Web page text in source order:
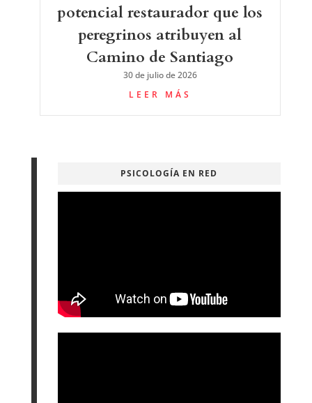
potencial restaurador que los
peregrinos atribuyen al
Camino de Santiago
30 de julio de 2026
LEER MÁS
PSICOLOGÍA EN RED